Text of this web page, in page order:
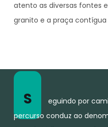
atento as diversas fontes
granito e a praça contígua
S
eguindo por
percurso conduz ao